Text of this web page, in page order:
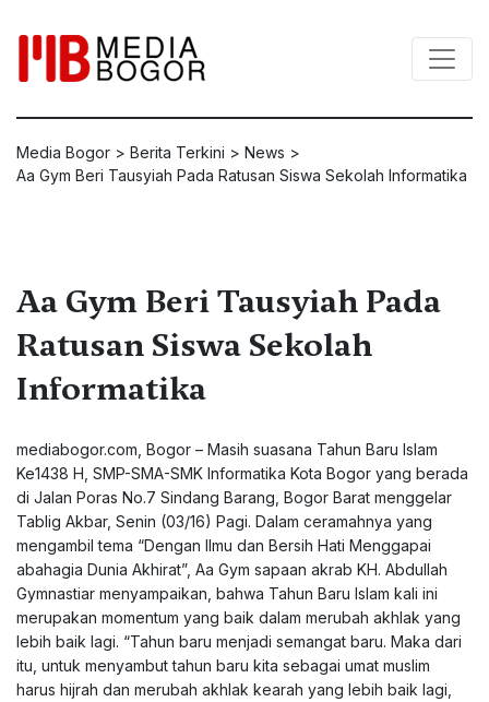
Media Bogor > Berita Terkini > News >
Aa Gym Beri Tausyiah Pada Ratusan Siswa Sekolah Informatika
Aa Gym Beri Tausyiah Pada
Ratusan Siswa Sekolah
Informatika
mediabogor.com, Bogor – Masih suasana Tahun Baru Islam
Ke1438 H, SMP-SMA-SMK Informatika Kota Bogor yang berada
di Jalan Poras No.7 Sindang Barang, Bogor Barat menggelar
Tablig Akbar, Senin (03/16) Pagi. Dalam ceramahnya yang
mengambil tema “Dengan Ilmu dan Bersih Hati Menggapai
abahagia Dunia Akhirat”, Aa Gym sapaan akrab KH. Abdullah
Gymnastiar menyampaikan, bahwa Tahun Baru Islam kali ini
merupakan momentum yang baik dalam merubah akhlak yang
lebih baik lagi. “Tahun baru menjadi semangat baru. Maka dari
itu, untuk menyambut tahun baru kita sebagai umat muslim
harus hijrah dan merubah akhlak kearah yang lebih baik lagi,